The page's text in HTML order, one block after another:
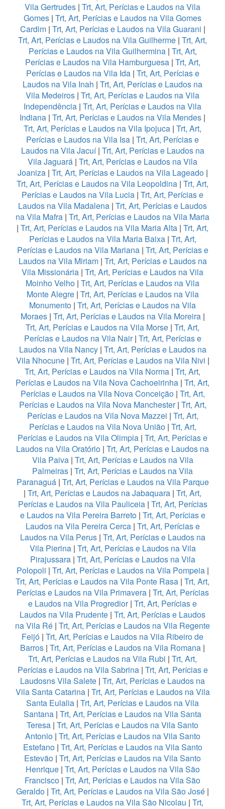
Vila Gertrudes | Trt, Art, Perícias e Laudos na Vila
Gomes | Trt, Art, Perícias e Laudos na Vila Gomes
Cardim| Trt, Art, Perícias e Laudos na Vila Guarani |
Trt, Art, Perícias e Laudos na Vila Guilherme | Trt, Art,
Perícias e Laudos na Vila Guilhermina| Trt, Art,
Perícias e Laudos na Vila Hamburguesa| Trt, Art,
Perícias e Laudos na Vila Ida| Trt, Art, Perícias e
Laudos na Vila Inah | Trt, Art, Perícias e Laudos na
Vila Medeiros | Trt, Art, Perícias e Laudos na Vila
Independência | Trt, Art, Perícias e Laudos na Vila
Indiana | Trt, Art, Perícias e Laudos na Vila Mendes |
Trt, Art, Perícias e Laudos na Vila Ipojuca | Trt, Art,
Perícias e Laudos na Vila Isa | Trt, Art, Perícias e
Laudos na Vila Jacuí| Trt, Art, Perícias e Laudos na
Vila Jaguará | Trt, Art, Perícias e Laudos na Vila
Joaniza| Trt, Art, Perícias e Laudos na Vila Lageado|
Trt, Art, Perícias e Laudos na Vila Leopoldina | Trt, Art,
Perícias e Laudos na Vila Lucia | Trt, Art, Perícias e
Laudos na Vila Madalena | Trt, Art, Perícias e Laudos
na Vila Mafra | Trt, Art, Perícias e Laudos na Vila Maria
| Trt, Art, Perícias e Laudos na Vila Maria Alta | Trt, Art,
Perícias e Laudos na Vila Maria Baixa| Trt, Art,
Perícias e Laudos na Vila Mariana| Trt, Art, Perícias e
Laudos na Vila Miriam| Trt, Art, Perícias e Laudos na
Vila Missionária | Trt, Art, Perícias e Laudos na Vila
Moinho Velho | Trt, Art, Perícias e Laudos na Vila
Monte Alegre| Trt, Art, Perícias e Laudos na Vila
Monumento | Trt, Art, Perícias e Laudos na Vila
Moraes| Trt, Art, Perícias e Laudos na Vila Moreira|
Trt, Art, Perícias e Laudos na Vila Morse | Trt, Art,
Perícias e Laudos na Vila Nair| Trt, Art, Perícias e
Laudos na Vila Nancy| Trt, Art, Perícias e Laudos na
Vila Nhocune| Trt, Art, Perícias e Laudos na Vila Nivi |
Trt, Art, Perícias e Laudos na Vila Norma | Trt, Art,
Perícias e Laudos na Vila Nova Cachoeirinha | Trt, Art,
Perícias e Laudos na Vila Nova Conceição| Trt, Art,
Perícias e Laudos na Vila Nova Manchester| Trt, Art,
Perícias e Laudos na Vila Nova Mazzei | Trt, Art,
Perícias e Laudos na Vila Nova União| Trt, Art,
Perícias e Laudos na Vila Olimpia | Trt, Art, Perícias e
Laudos na Vila Oratório | Trt, Art, Perícias e Laudos na
Vila Paiva| Trt, Art, Perícias e Laudos na Vila
Palmeiras | Trt, Art, Perícias e Laudos na Vila
Paranaguá| Trt, Art, Perícias e Laudos na Vila Parque
| Trt, Art, Perícias e Laudos na Jabaquara | Trt, Art,
Perícias e Laudos na Vila Pauliceia| Trt, Art, Perícias
e Laudos na Vila Pereira Barreto| Trt, Art, Perícias e
Laudos na Vila Pereira Cerca| Trt, Art, Perícias e
Laudos na Vila Perus| Trt, Art, Perícias e Laudos na
Vila Pierina| Trt, Art, Perícias e Laudos na Vila
Pirajussara| Trt, Art, Perícias e Laudos na Vila
Polopoli | Trt, Art, Perícias e Laudos na Vila Pompeia|
Trt, Art, Perícias e Laudos na Vila Ponte Rasa | Trt, Art,
Perícias e Laudos na Vila Primavera| Trt, Art, Perícias
e Laudos na Vila Progredior| Trt, Art, Perícias e
Laudos na Vila Prudente | Trt, Art, Perícias e Laudos
na Vila Ré | Trt, Art, Perícias e Laudos na Vila Regente
Feijó | Trt, Art, Perícias e Laudos na Vila Ribeiro de
Barros | Trt, Art, Perícias e Laudos na Vila Romana |
Trt, Art, Perícias e Laudos na Vila Rubi | Trt, Art,
Perícias e Laudos na Vila Sabrina| Trt, Art, Perícias e
Laudosns Vila Salete | Trt, Art, Perícias e Laudos na
Vila Santa Catarina| Trt, Art, Perícias e Laudos na Vila
Santa Eulalia | Trt, Art, Perícias e Laudos na Vila
Santana | Trt, Art, Perícias e Laudos na Vila Santa
Teresa | Trt, Art, Perícias e Laudos na Vila Santo
Antonio| Trt, Art, Perícias e Laudos na Vila Santo
Estefano| Trt, Art, Perícias e Laudos na Vila Santo
Estevão | Trt, Art, Perícias e Laudos na Vila Santo
Henrique| Trt, Art, Perícias e Laudos na Vila São
Francisco | Trt, Art, Perícias e Laudos na Vila São
Geraldo | Trt, Art, Perícias e Laudos na Vila São José |
Trt, Art, Perícias e Laudos na Vila São Nicolau | Trt,